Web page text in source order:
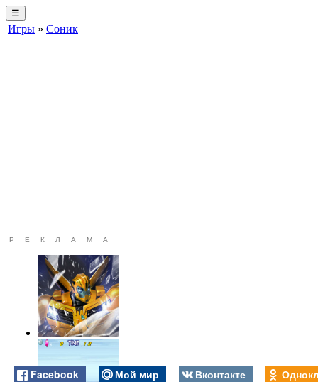
☰
Игры » Соник
РЕКЛАМА
Facebook Мой мир Вконтакте